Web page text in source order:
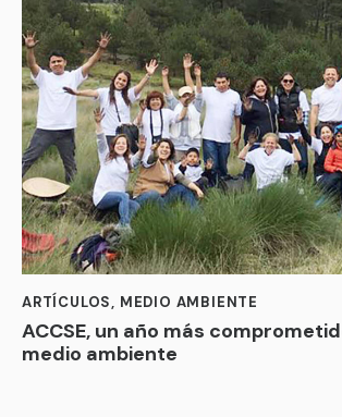
ARTÍCULOS, MEDIO AMBIENTE
ACCSE, un año más
medio ambiente